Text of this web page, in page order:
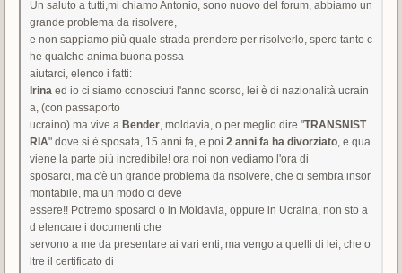
Un saluto a tutti,mi chiamo Antonio, sono nuovo del forum, abbiamo un
grande problema da risolvere,
e non sappiamo più quale strada prendere per risolverlo, spero tanto c
he qualche anima buona possa
aiutarci, elenco i fatti:
Irina ed io ci siamo conosciuti l'anno scorso, lei è di nazionalità ucrain
a, (con passaporto
ucraino) ma vive a Bender, moldavia, o per meglio dire "TRANSNIST
RIA" dove si è sposata, 15 anni fa, e poi 2 anni fa ha divorziato, e qua
viene la parte più incredibile! ora noi non vediamo l'ora di
sposarci, ma c'è un grande problema da risolvere, che ci sembra insor
montabile, ma un modo ci deve
essere!! Potremo sposarci o in Moldavia, oppure in Ucraina, non sto a
d elencare i documenti che
servono a me da presentare ai vari enti, ma vengo a quelli di lei, che o
ltre il certificato di